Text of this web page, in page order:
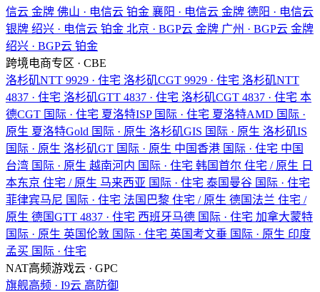
信云 金牌 佛山 · 电信云 铂金 襄阳 · 电信云 金牌 德阳 · 电信云
银牌 绍兴 · 电信云 铂金 北京 · BGP云 金牌 广州 · BGP云 金牌
绍兴 · BGP云 铂金
跨境电商专区 · CBE
洛杉矶NTT 9929 · 住宅 洛杉矶CGT 9929 · 住宅 洛杉矶NTT
4837 · 住宅 洛杉矶GTT 4837 · 住宅 洛杉矶CGT 4837 · 住宅 本
德CGT 国际 · 住宅 夏洛特ISP 国际 · 住宅 夏洛特AMD 国际 ·
原生 夏洛特Gold 国际 · 原生 洛杉矶GIS 国际 · 原生 洛杉矶IS
国际 · 原生 洛杉矶GT 国际 · 原生 中国香港 国际 · 住宅 中国
台湾 国际 · 原生 越南河内 国际 · 住宅 韩国首尔 住宅 / 原生 日
本东京 住宅 / 原生 马来西亚 国际 · 住宅 泰国曼谷 国际 · 住宅
菲律宾马尼 国际 · 住宅 法国巴黎 住宅 / 原生 德国法兰 住宅 /
原生 德国GTT 4837 · 住宅 西班牙马德 国际 · 住宅 加拿大蒙特
国际 · 原生 英国伦敦 国际 · 住宅 英国考文垂 国际 · 原生 印度
孟买 国际 · 住宅
NAT高频游戏云 · GPC
旗舰高频 · I9云 高防御